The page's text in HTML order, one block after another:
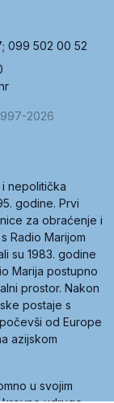
099 502 00 52
2026
nepolitička
godine. Prvi
za obraćenje i
Radio Marijom
su 1983. godine
Marija postupno
prostor. Nakon
postaje s
od Europe
azijskom
u svojim